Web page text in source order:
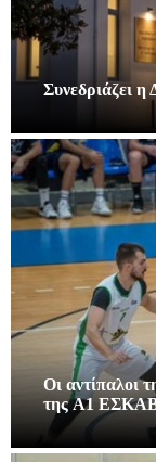
Συνεδριάζει
Οι αντίπαλοι
της A1